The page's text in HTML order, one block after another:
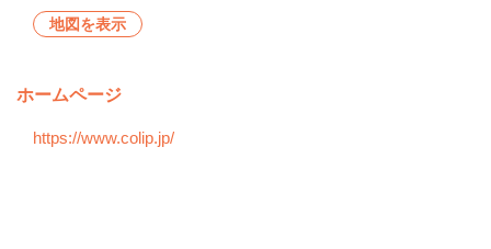
地図を表示
ホームページ
https://www.colip.jp/